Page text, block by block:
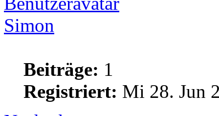
Simon
Beiträge: 1
Registriert: Mi 28. Jun